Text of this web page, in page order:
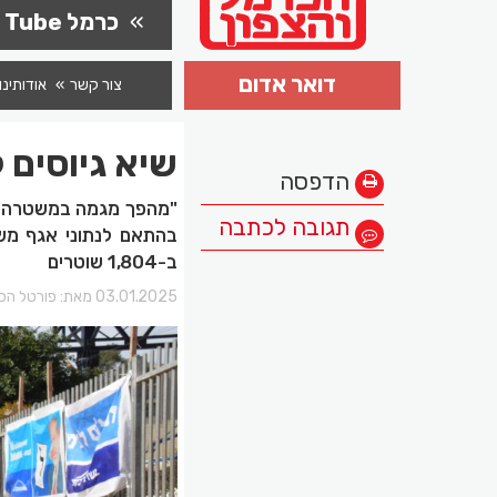
כרמל Tube
צור קשר אודותינו דואר אדום
הדפסה
תגובה לכתבה
שיא
בהתאם לנתוני אגף
ב-1,804 שוטרים
03.01.2025 מאת: פורטל